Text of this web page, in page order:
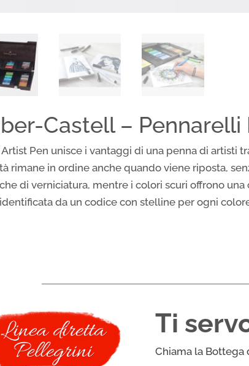
Castell –
Artist Pen unisce i vantaggi di una penna di artisti
rimane in ordine anche quando viene riposta,
di verniciatura, mentre i colori scuri offrono
da un codice con stelline per ogni
Ti
Chiama la Bottega